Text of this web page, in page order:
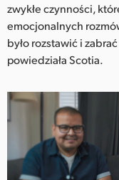
zwykłe czynności,
emocjonalnych
było rozstawić i
powiedziała Scotia.